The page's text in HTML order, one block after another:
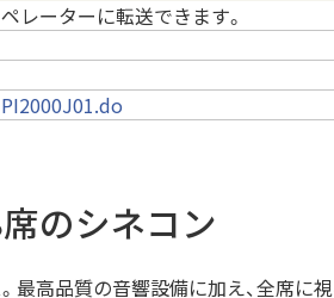
ーターに転送できます。
のシネコン
最高品質の音響設備に加え、全席に